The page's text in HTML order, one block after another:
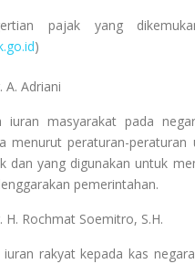
pajak yang
)
A. Adriani
iuran masyarakat pada
menurut peraturan-
dan yang digunakan untuk
pemerintahan.
H. Rochmat Soemitro, S.H.
rakyat kepada kas